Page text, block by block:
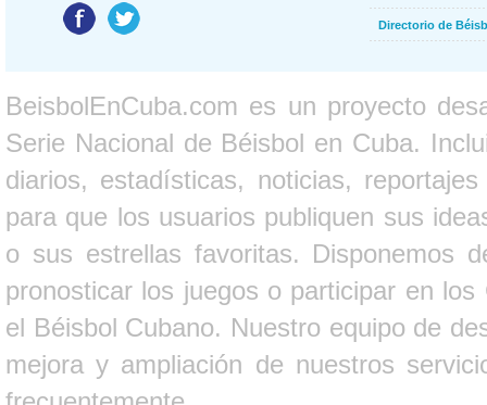
Directorio de
BeisbolEnCuba.com es un proyecto
Serie Nacional de Béisbol en Cuba.
diarios, estadísticas, noticias,
para que los usuarios publiquen sus
o sus estrellas favoritas. Disponemos
pronosticar los juegos o participar en
el Béisbol Cubano. Nuestro equipo de
mejora y ampliación de nuestros